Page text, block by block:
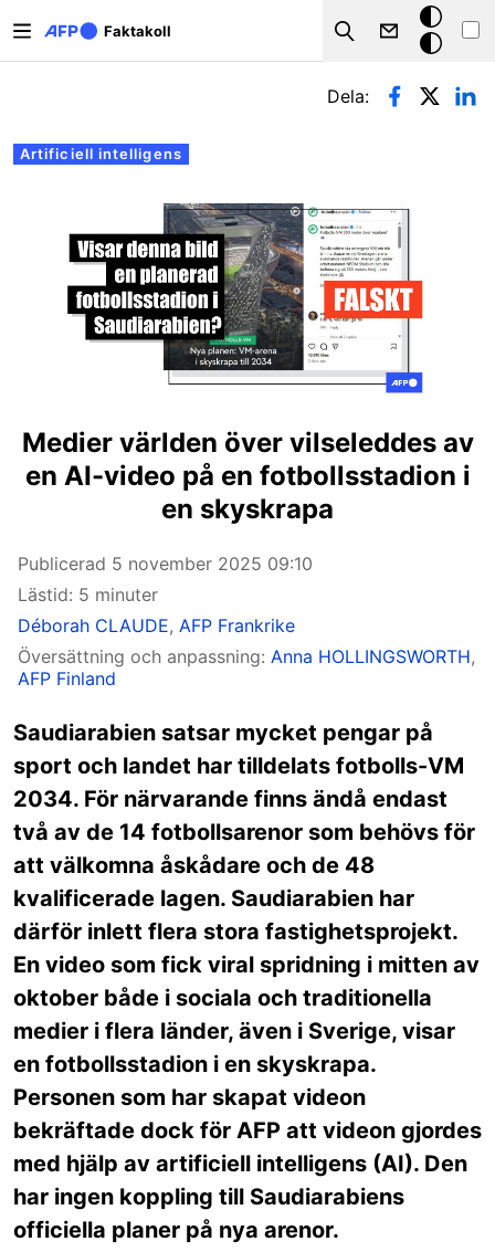
Faktakoll
Search
Mörkt
läge
Primära flikar
Artificiell intelligens
Dela:
Medier världen över vilseleddes av
en AI-video på en fotbollsstadion i
en skyskrapa
Publicerad 5 november 2025 09:10
Lästid: 5 minuter
Déborah CLAUDE, AFP Frankrike
Översättning och anpassning: Anna HOLLINGSWORTH,
AFP Finland
Saudiarabien satsar mycket pengar på
sport och landet har tilldelats fotbolls-VM
2034. För närvarande finns ändå endast
två av de 14 fotbollsarenor som behövs för
att välkomna åskådare och de 48
kvalificerade lagen. Saudiarabien har
därför inlett flera stora fastighetsprojekt.
En video som fick viral spridning i mitten av
oktober både i sociala och traditionella
medier i flera länder, även i Sverige, visar
en fotbollsstadion i en skyskrapa.
Personen som har skapat videon
bekräftade dock för AFP att videon gjordes
med hjälp av artificiell intelligens (AI). Den
har ingen koppling till Saudiarabiens
officiella planer på nya arenor.